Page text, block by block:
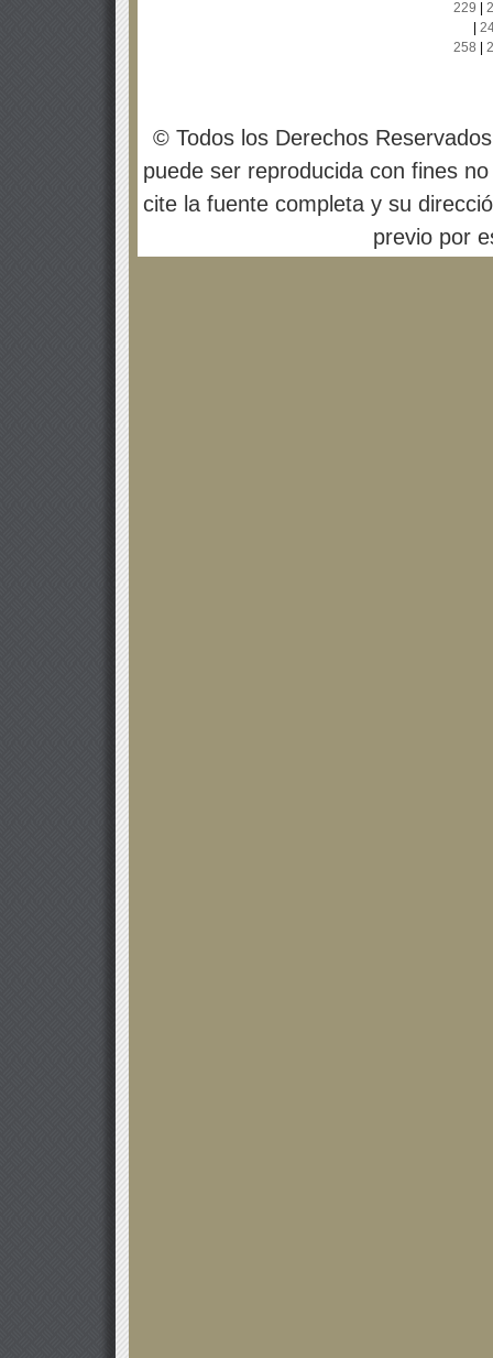
229
258
© Todos los Derechos
puede ser reproducida con fines
cite la fuente completa y su
previo por